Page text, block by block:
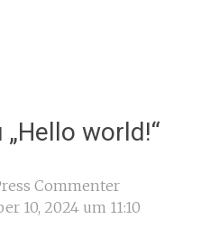
Hello world!“
Commenter
10, 2024 um 11:10